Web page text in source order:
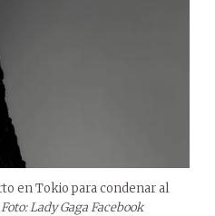
en Tokio para condenar al
Foto: Lady Gaga Facebook